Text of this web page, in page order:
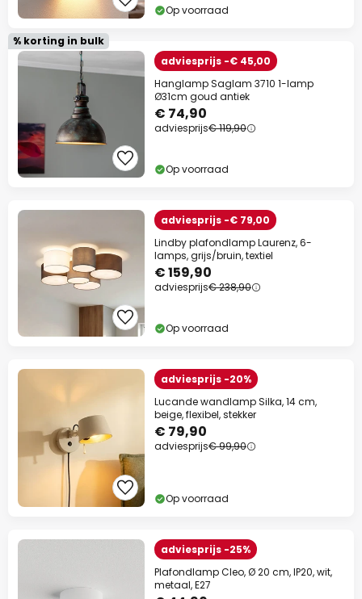
Op voorraad
% korting in bulk
adviesprijs -€ 45,00
Hanglamp Saglam 3710 1-lamp
Ø31cm goud antiek
€ 74,90
adviesprijs€ 119,90
Op voorraad
adviesprijs -€ 79,00
Lindby plafondlamp Laurenz, 6-
lamps, grijs/bruin, textiel
€ 159,90
adviesprijs€ 238,90
Op voorraad
adviesprijs -20%
Lucande wandlamp Silka, 14 cm,
beige, flexibel, stekker
€ 79,90
adviesprijs€ 99,90
Op voorraad
adviesprijs -25%
Plafondlamp Cleo, Ø 20 cm, IP20, wit,
metaal, E27